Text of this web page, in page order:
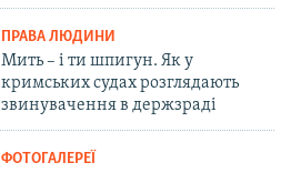
ПРАВА ЛЮДИНИ
Мить – і ти шпигун. Як у
кримських судах розглядають
звинувачення в держзраді
ФОТОГАЛЕРЕЇ